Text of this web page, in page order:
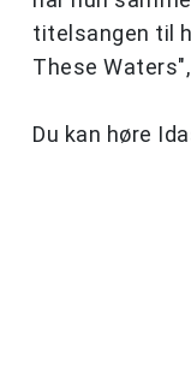
titelsangen til
These
Du kan høre